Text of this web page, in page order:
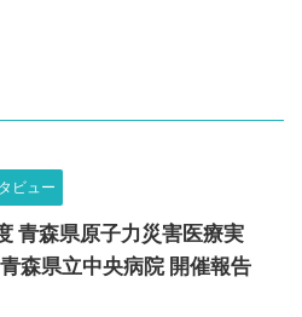
ビュー
青森県原子力災害医療実
森県立中央病院 開催報告